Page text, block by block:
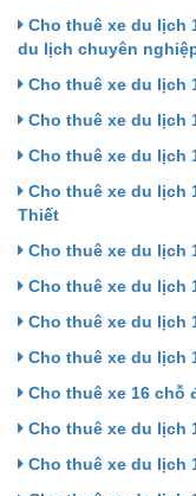
Cho thuê xe du lịch
du lịch chuyên
Cho thuê xe du lịch
Cho thuê xe du lịch
Cho thuê xe du lịch
Cho thuê xe du lịch
Thiết
Cho thuê xe du lịch
Cho thuê xe du lịch
Cho thuê xe du lịch
Cho thuê xe du lịch
Cho thuê xe 16 chỗ
Cho thuê xe du lịch
Cho thuê xe du lịch